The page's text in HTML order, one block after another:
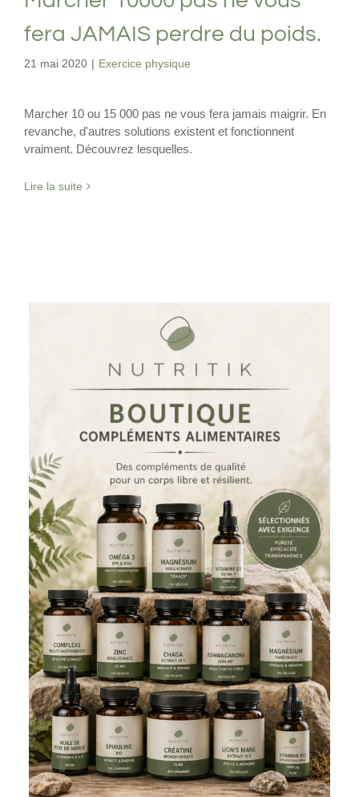
fera JAMAIS perdre du poids.
21 mai 2020 | Exercice physique
Marcher 10 ou 15 000 pas ne vous fera jamais maigrir. En
revanche, d'autres solutions existent et fonctionnent
vraiment. Découvrez lesquelles.
Lire la suite